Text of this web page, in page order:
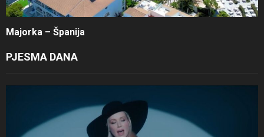
Majorka – Španija
PJESMA DANA